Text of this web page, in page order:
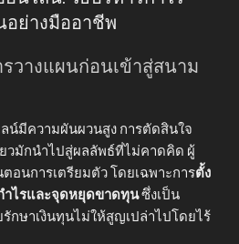
ย่างมืออาชีพ
วางแผนก่อนเข้าสู่สนาม
น์มีความผันผวนสูง การตัดสินใจ
วมักนำไปสู่ผลลัพธ์ที่ไม่คาดคิด ผู้
อนการเตรียมตัว โดยเฉพาะการตั้ง
ำไรและจุดหยุดขาดทุนซึ่งเป็น
กษาเงินทุนไม่ให้สูญเปล่าไปโดยไร้